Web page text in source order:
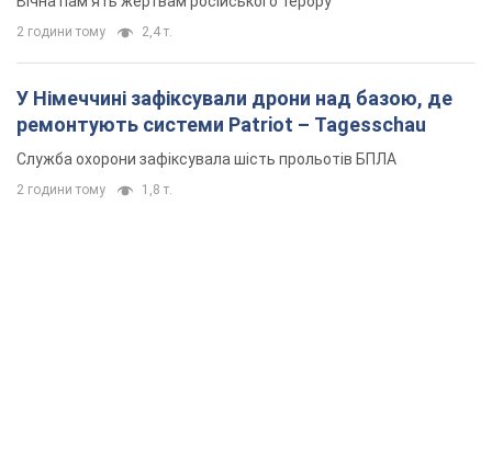
2 години тому 2,4 т.
У Німеччині зафіксували дрони над базою, де
ремонтують системи Patriot – Tagesschau
Служба охорони зафіксувала шість прольотів БПЛА
2 години тому 1,8 т.